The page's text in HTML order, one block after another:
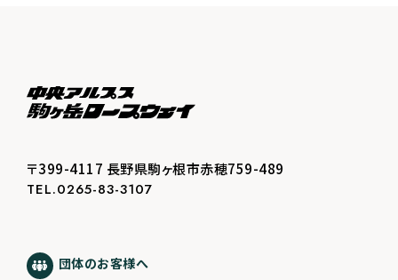
〒399-4117 長野県駒ヶ根市赤穂759-489
TEL.0265-83-3107
団体のお客様へ